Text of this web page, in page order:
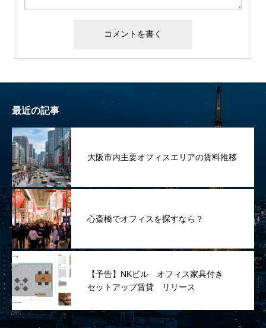
最近の記事
大阪市内主要オフィスエリアの賃料推移
心斎橋でオフィスを探すなら？
【予告】NKビル オフィス家具付き
セットアップ賃貸 リリース